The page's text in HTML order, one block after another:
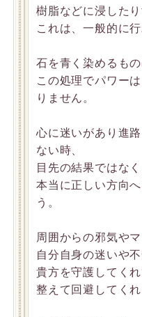
樹脂などに浸した
これは、一般的に
石を青く染めるもの
この処理でパワー
りません。
心に迷いがあり進
ない時、
目先の結果ではな
本当に正しい方向
う。
周囲からの邪気や
自分自身の迷いや
貴方を守護してく
整えて回避してくれ